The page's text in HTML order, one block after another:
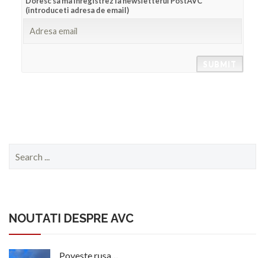
(introduceti adresa de email)
for:
NOUTATI DESPRE AVC
Poveste rusa…